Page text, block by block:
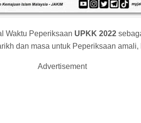
Waktu Peperiksaan UPKK 2022
dan masa untuk Peperiksaan
Advertisement